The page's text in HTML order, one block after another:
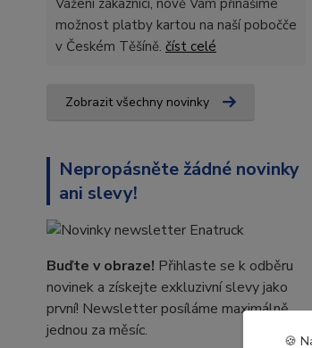
Vážení zákazníci, nově Vám přinášíme
možnost platby kartou na naší pobočče
v Českém Těšíně. číst celé
Zobrazit všechny novinky
Nepropásněte žádné novinky
ani slevy!
Buďte v obraze! Přihlaste se k odběru
novinek a získejte exkluzivní slevy jako
první! Newsletter posíláme maximálně
jednou za měsíc.
🍪